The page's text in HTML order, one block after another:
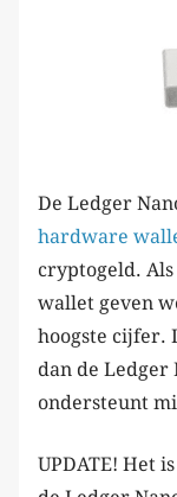
De Ledger
hardware
cryptogeld.
wallet geven
hoogste cijfer.
dan de Ledger
ondersteunt
UPDATE! Het